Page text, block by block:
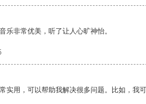
乐非常优美，听了让人心旷神怡。
实用，可以帮助我解决很多问题。比如，我